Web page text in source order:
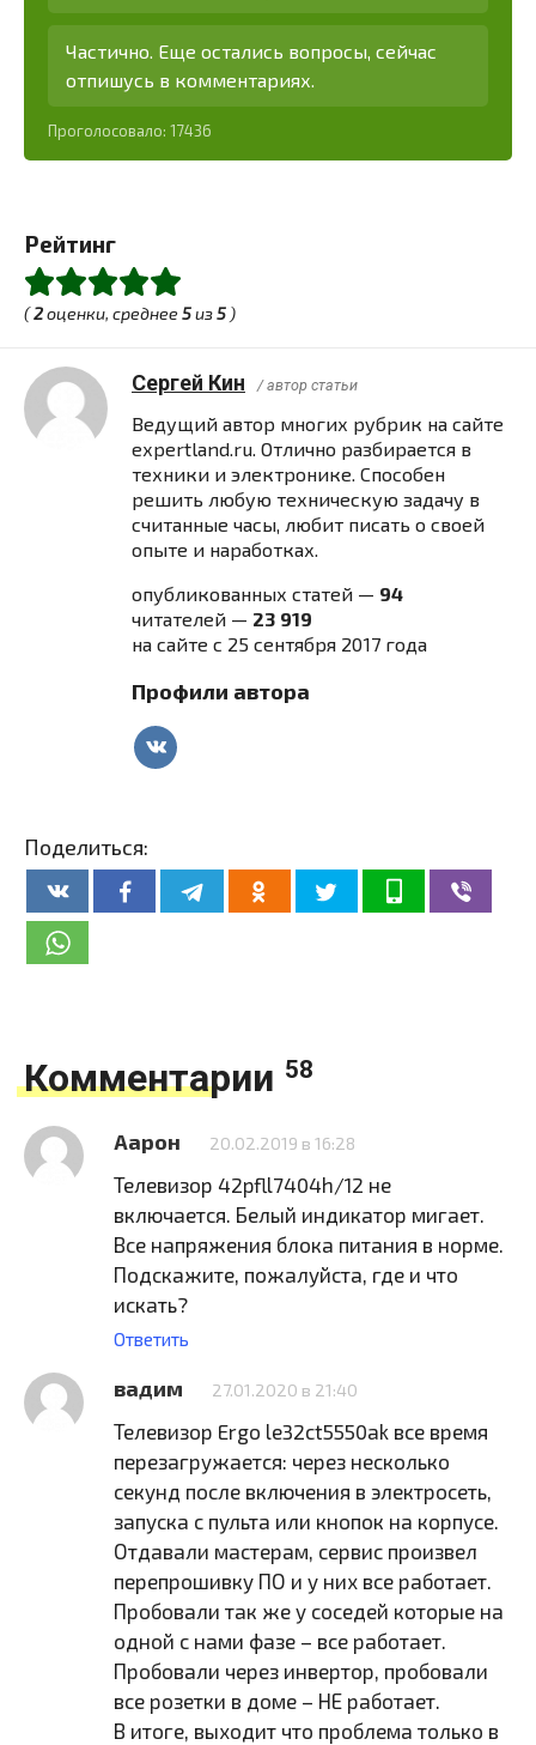
Частично. Еще остались вопросы, сейчас
отпишусь в комментариях.
Проголосовало: 17436
Рейтинг
(2оценки, среднее5из5 )
Сергей Кин / автор статьи
Ведущий автор многих рубрик на сайте
expertland.ru. Отлично разбирается в
техники и электронике. Способен
решить любую техническую задачу в
считанные часы, любит писать о своей
опыте и наработках.
опубликованных статей — 94
читателей — 23 919
на сайте с 25 сентября 2017 года
Профили автора
Поделиться:
Комментарии 58
Аарон 20.02.2019 в 16:28
Телевизор 42pfll7404h/12 не
включается. Белый индикатор мигает.
Все напряжения блока питания в норме.
Подскажите, пожалуйста, где и что
искать?
Ответить
вадим 27.01.2020 в 21:40
Телевизор Ergo le32ct5550ak все время
перезагружается: через несколько
секунд после включения в электросеть,
запуска с пульта или кнопок на корпусе.
Отдавали мастерам, сервис произвел
перепрошивку ПО и у них все работает.
Пробовали так же у соседей которые на
одной с нами фазе – все работает.
Пробовали через инвертор, пробовали
все розетки в доме – НЕ работает.
В итоге, выходит что проблема только в